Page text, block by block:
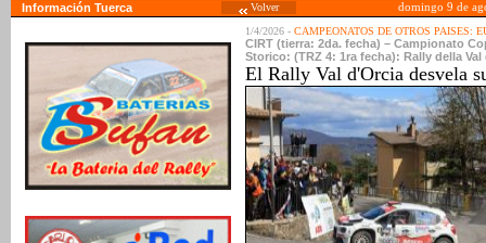
Información Tuerca Volver
domingo 9 de
1/4/2026 - CAMPEONATOS DE OTROS PAISES:
CIRT (tierra: 2da. fecha) – Campionato
Storico: (TRZ 4: 1ra fecha): Rally della Val
El Rally Val d'Orcia desvela